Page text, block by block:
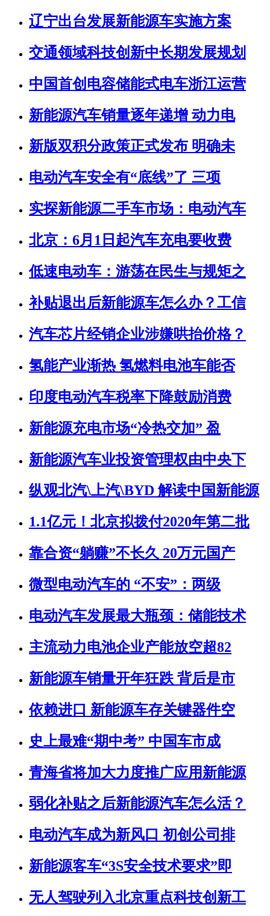
辽宁出台发展新能源车实施方案
交通领域科技创新中长期发展规划
中国首创电容储能式电车浙江运营
新能源汽车销量逐年递增 动力电
新版双积分政策正式发布 明确未
电动汽车安全有“底线”了 三项
实探新能源二手车市场：电动汽车
北京：6月1日起汽车充电要收费
低速电动车：游荡在民生与规矩之
补贴退出后新能源车怎么办？工信
汽车芯片经销企业涉嫌哄抬价格？
氢能产业渐热 氢燃料电池车能否
印度电动汽车税率下降鼓励消费
新能源充电市场“冷热交加” 盈
新能源汽车业投资管理权由中央下
纵观北汽\上汽\BYD 解读中国新能源
1.1亿元！北京拟拨付2020年第二批
靠合资“躺赚”不长久 20万元国产
微型电动汽车的 “不安”：两级
电动汽车发展最大瓶颈：储能技术
主流动力电池企业产能放空超82
新能源车销量开年狂跌 背后是市
依赖进口 新能源车存关键器件空
史上最难“期中考” 中国车市成
青海省将加大力度推广应用新能源
弱化补贴之后新能源汽车怎么活？
电动汽车成为新风口 初创公司排
新能源客车“3S安全技术要求”即
无人驾驶列入北京重点科技创新工